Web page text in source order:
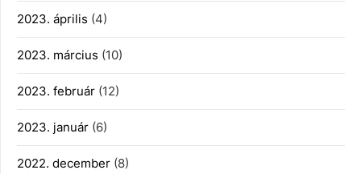
2023. április (4)
2023. március (10)
2023. február (12)
2023. január (6)
2022. december (8)